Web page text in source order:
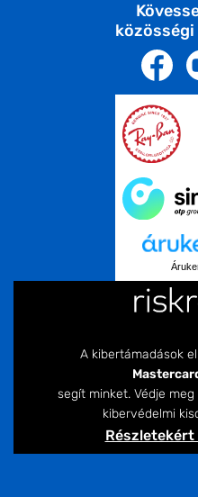
A kibertámadások
segít minket. Védje
kibervédelmi